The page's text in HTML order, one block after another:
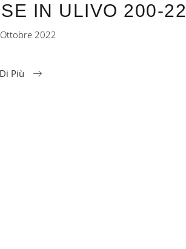
IN ULIVO 200-
2022
Più